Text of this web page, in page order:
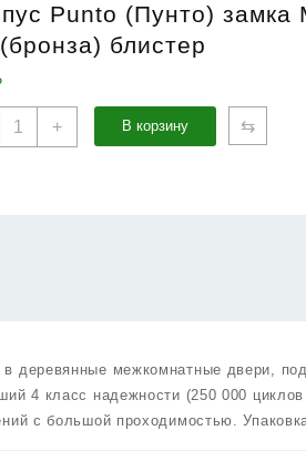
Punto (Пунто) замка
блистер
Количество
+ В корзину ⇆
деревянные межкомнатные двери,
4 класс надежности (250 000
с большой проходимостью.